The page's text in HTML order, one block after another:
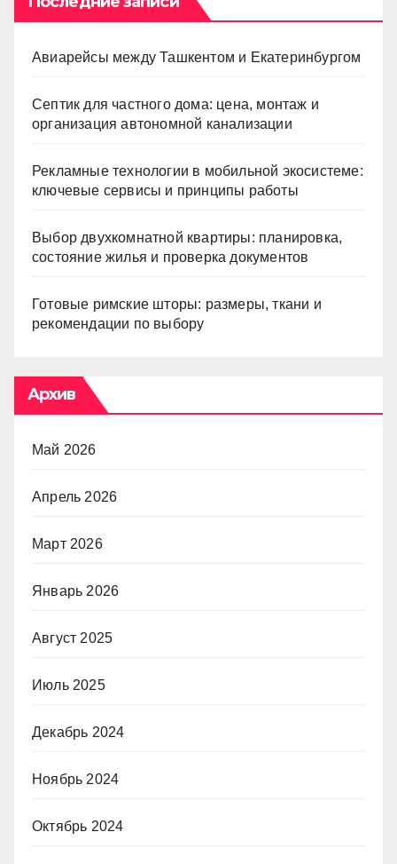
Авиарейсы между Ташкентом и Екатеринбургом
Септик для частного дома: цена, монтаж и
организация автономной канализации
Рекламные технологии в мобильной экосистеме:
ключевые сервисы и принципы работы
Выбор двухкомнатной квартиры: планировка,
состояние жилья и проверка документов
Готовые римские шторы: размеры, ткани и
рекомендации по выбору
Архив
Май 2026
Апрель 2026
Март 2026
Январь 2026
Август 2025
Июль 2025
Декабрь 2024
Ноябрь 2024
Октябрь 2024